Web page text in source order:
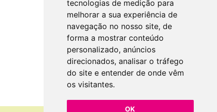
tecnologias de medição para
melhorar a sua experiência de
navegação no nosso site, de
forma a mostrar conteúdo
personalizado, anúncios
direcionados, analisar o tráfego
do site e entender de onde vêm
os visitantes.
OK